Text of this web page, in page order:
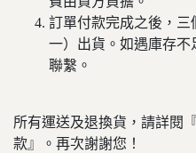
訂單付款完成之後，三
一）出貨。如遇庫存不
聯繫。
所有運送及退換貨，請詳閱
款』。再次謝謝您！